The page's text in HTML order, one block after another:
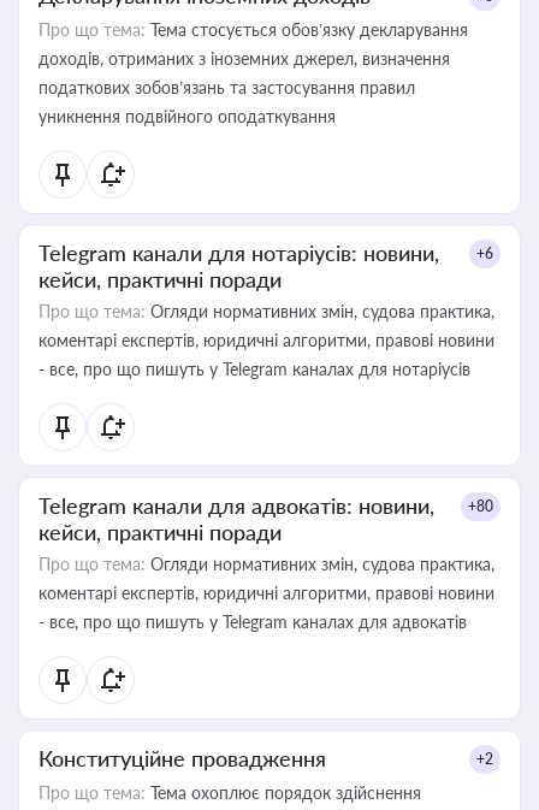
Про що тема: Тема стосується обов’язку декларування
доходів, отриманих з іноземних джерел, визначення
податкових зобов’язань та застосування правил
уникнення подвійного оподаткування
Telegram канали для нотаріусів: новини,
кейси, практичні поради
+6
Про що тема: Огляди нормативних змін, судова практика,
коментарі експертів, юридичні алгоритми, правові новини
- все, про що пишуть у Telegram каналах для нотаріусів
Telegram канали для адвокатів: новини,
кейси, практичні поради
+80
Про що тема: Огляди нормативних змін, судова практика,
коментарі експертів, юридичні алгоритми, правові новини
- все, про що пишуть у Telegram каналах для адвокатів
Конституційне провадження +2
Про що тема: Тема охоплює порядок здійснення